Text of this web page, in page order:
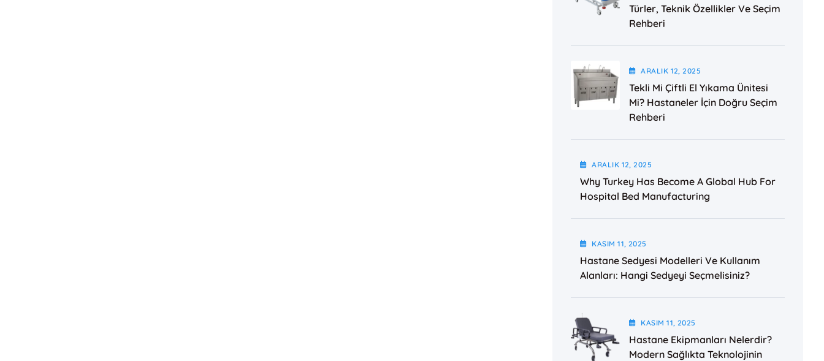
Türler, Teknik Özellikler Ve Seçim
Rehberi
ARALIK 12, 2025
Tekli Mi Çiftli El Yıkama Ünitesi
Mi? Hastaneler İçin Doğru Seçim
Rehberi
ARALIK 12, 2025
Why Turkey Has Become A Global Hub For
Hospital Bed Manufacturing
KASIM11, 2025
Hastane Sedyesi Modelleri Ve Kullanım
Alanları: Hangi Sedyeyi Seçmelisiniz?
KASIM11, 2025
Hastane Ekipmanları Nelerdir?
Modern Sağlıkta Teknolojinin